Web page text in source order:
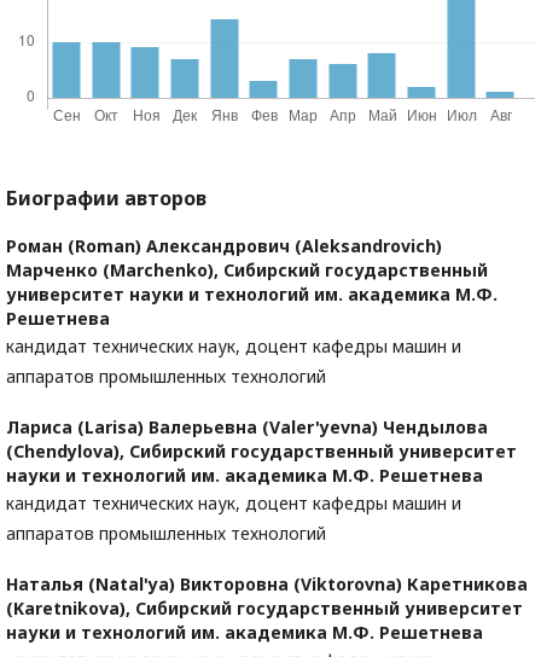
Биографии авторов
Роман (Roman) Александрович (Aleksandrovich)
Марченко (Marchenko), Сибирский государственный
университет науки и технологий им. академика М.Ф.
Решетнева
кандидат технических наук, доцент кафедры машин и
аппаратов промышленных технологий
Лариса (Larisa) Валерьевна (Valer'yevna) Чендылова
(Chendylova), Сибирский государственный университет
науки и технологий им. академика М.Ф. Решетнева
кандидат технических наук, доцент кафедры машин и
аппаратов промышленных технологий
Наталья (Natal'ya) Викторовна (Viktorovna) Каретникова
(Karetnikova), Сибирский государственный университет
науки и технологий им. академика М.Ф. Решетнева